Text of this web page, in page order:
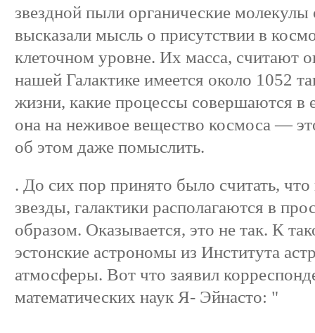
звездной пыли органические
высказали мысль о присутствии в
клеточном уровне. Их масса, считают
нашей Галактике имеется около 1052
жизни, какие процессы совершаются в
она на неживое вещество космоса —
об этом даже помыслить.
. До сих пор принято было считать,
звезды, галактики располагаются в
образом. Оказывается, это не так. К
эстонские астрономы из Института
атмосферы. Вот что заявил
математических наук Я- Эйнасто: "